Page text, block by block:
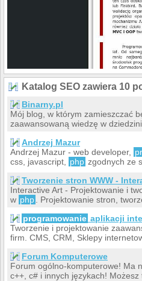
Katalog SEO zawiera 10
Binarny.pl
Mój blog, w którym zamieszczać
zaawansowaną wiedzę w
Andrzej Mazur
Andrzej Mazur - web developer,
css, javascript,
php zgodnych ze
Tworzenie stron WWW -
Interactive Art - Projektowanie i
w php
. Projektowanie stron,
programowanie aplikacji
Tworzenie i projektowanie
firm. CMS, CRM, Sklepy
Forum Komputerowe
Forum ogólno-komputerowe! Ma
c++, c# i innych językach!